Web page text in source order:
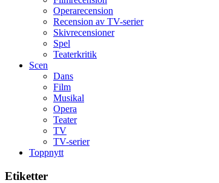
Operarecension
Recension av TV-serier
Skivrecensioner
Spel
Teaterkritik
Scen
Dans
Film
Musikal
Opera
Teater
TV
TV-serier
Toppnytt
Etiketter